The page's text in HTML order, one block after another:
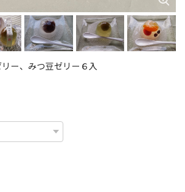
ー、みつ豆ゼリー６入